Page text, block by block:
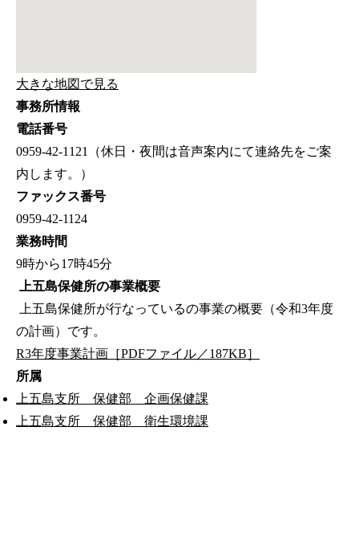
大きな地図で見る
事務所情報
電話番号
0959-42-1121（休日・夜間は音声案内にて連絡先をご案
内します。）
ファックス番号
0959-42-1124
業務時間
9時から17時45分
上五島保健所の事業概要
上五島保健所が行なっているの事業の概要（令和3年度
の計画）です。
R3年度事業計画［PDFファイル／187KB］
所属
上五島支所 保健部 企画保健課
上五島支所 保健部 衛生環境課